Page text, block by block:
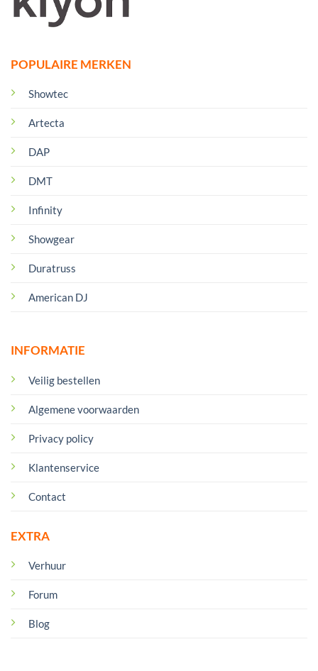
POPULAIRE MERKEN
Showtec
Artecta
DAP
DMT
Infinity
Showgear
Duratruss
American DJ
INFORMATIE
Veilig bestellen
Algemene voorwaarden
Privacy policy
Klantenservice
Contact
EXTRA
Verhuur
Forum
Blog